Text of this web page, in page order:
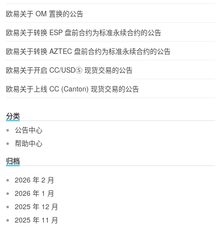
欧易关于 OM 置换的公告
欧易关于转换 ESP 盘前合约为标准永续合约的公告
欧易关于转换 AZTEC 盘前合约为标准永续合约的公告
欧易关于开启 CC/USDⓈ 现货交易的公告
欧易关于上线 CC (Canton) 现货交易的公告
分类
公告中心
帮助中心
归档
2026 年 2 月
2026 年 1 月
2025 年 12 月
2025 年 11 月